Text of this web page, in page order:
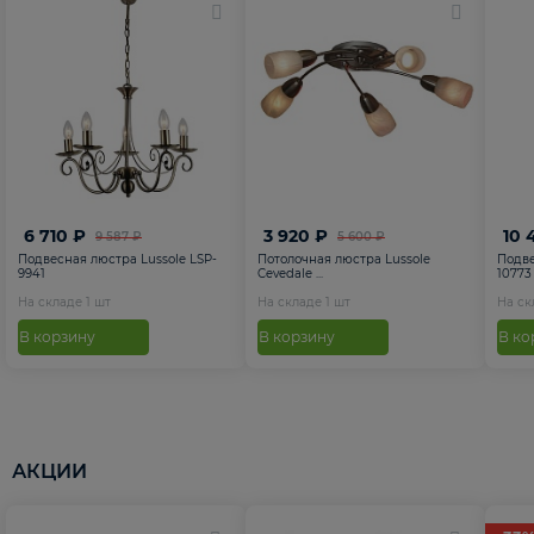
9 587 ₽
6 710 ₽
Подвесная люстра Lussole LSP-
9941
На складе 1 шт
В корзину
5 600 ₽
3 920 ₽
Потолочная люстра Lussole
Cevedale ...
На складе 1 шт
В корзину
10
10773
На
В
АКЦИИ